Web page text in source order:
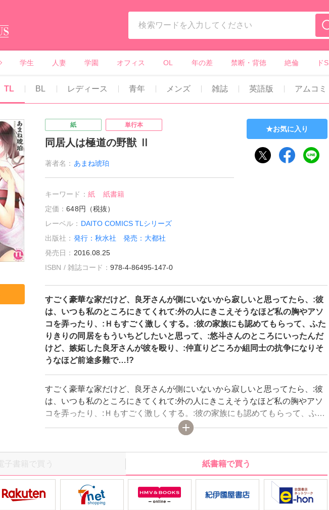
学生 人妻 学園 オフィス OL 年の差 禁断・背徳 絶倫 ドS
TL BL レディース 青年 メンズ 雑誌 英語版 アムコミ
紙 単行本
同居人は極道の野獣 Ⅱ
著者名： あまね琥珀
キーワード： 紙
紙書籍
定価：648円（税抜）
レーベル： DAITO COMICS TLシリーズ
出版社： 発行：秋水社 発売：大都社
発売日： 2016.08.25
ISBN / 雑誌コード： 978-4-86495-147-0
お気に入り
すごく豪華な家だけど、良牙さんが側にいないから寂しいと思ってたら、:彼
は、いつも私のところにきてくれて:外の人にきこえそうなほど私の胸やアソ
コを弄ったり、:Ｈもすごく激しくする。:彼の家族にも認めてもらって、ふた
りきりの同居をもういちどしたいと思って、:悠斗さんのところにいったんだ
けど、嫉妬した良牙さんが彼を殴り、:仲直りどころか組同士の抗争になりそ
うなほど前途多難で…!?
すごく豪華な家だけど、良牙さんが側にいないから寂しいと思ってたら、:彼
は、いつも私のところにきてくれて:外の人にきこえそうなほど私の胸やアソ
コを弄ったり、:Ｈもすごく激しくする。:彼の家族にも認めてもらって、ふた
りきりの同居をもういちどしたいと思って、:悠斗さんのところにいったんだ
けど、嫉妬した良牙さんが彼を殴り、:仲直りどころか組同士の抗争になりそ
電子書籍で買う
紙書籍で買う